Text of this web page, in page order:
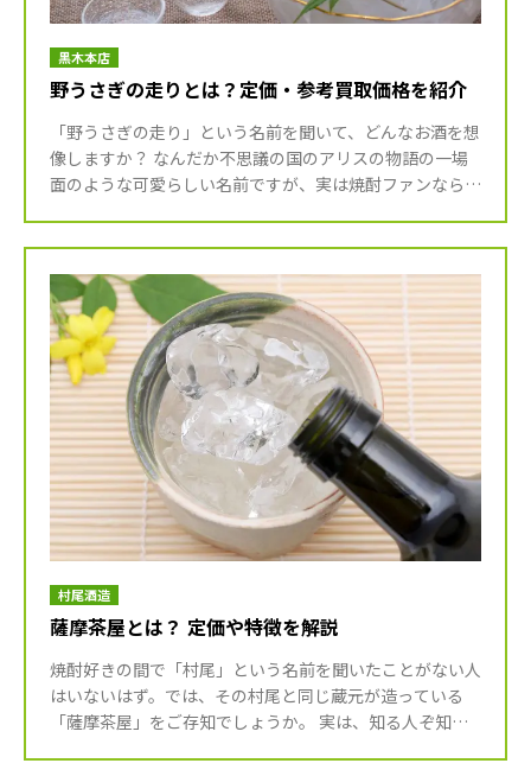
黒木本店
野うさぎの走りとは？定価・参考買取価格を紹介
「野うさぎの走り」という名前を聞いて、どんなお酒を想
像しますか？ なんだか不思議の国のアリスの物語の一場
面のような可愛らしい名前ですが、実は焼酎ファンなら一
村尾酒造
薩摩茶屋とは？ 定価や特徴を解説
焼酎好きの間で「村尾」という名前を聞いたことがない人
はいないはず。では、その村尾と同じ蔵元が造っている
「薩摩茶屋」をご存知でしょうか。 実は、知る人ぞ知る